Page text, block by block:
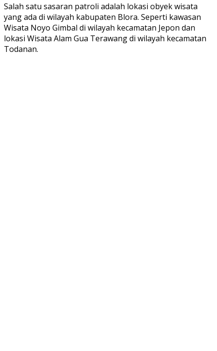
Salah satu sasaran patroli adalah lokasi obyek wisata
yang ada di wilayah kabupaten Blora. Seperti kawasan
Wisata Noyo Gimbal di wilayah kecamatan Jepon dan
lokasi Wisata Alam Gua Terawang di wilayah kecamatan
Todanan.